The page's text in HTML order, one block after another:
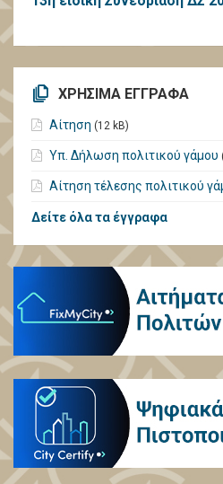
ΧΡΗΣΙΜΑ ΕΓΓΡΑΦΑ
Αίτηση (12 kB)
Υπ. Δήλωση πολιτικού γάμου
Αίτηση τέλεσης πολιτικού
Δείτε όλα τα έγγραφα